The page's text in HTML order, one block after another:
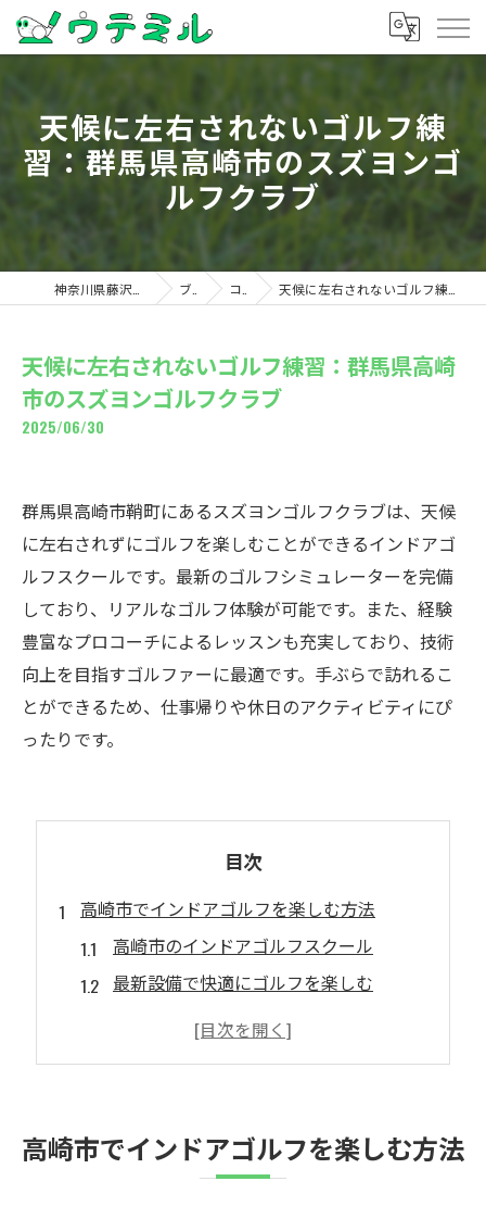
天候に左右されないゴルフ練
習：群馬県高崎市のスズヨンゴ
ルフクラブ
ブログ コラム 天候に左右されないゴルフ練習：群馬県高崎市のスズヨンゴルフクラブ
天候に左右されないゴルフ練習：群馬県高崎
市のスズヨンゴルフクラブ
2025/06/30
群馬県高崎市鞘町にあるスズヨンゴルフクラブは、天候
に左右されずにゴルフを楽しむことができるインドアゴ
ルフスクールです。最新のゴルフシミュレーターを完備
しており、リアルなゴルフ体験が可能です。また、経験
豊富なプロコーチによるレッスンも充実しており、技術
向上を目指すゴルファーに最適です。手ぶらで訪れるこ
とができるため、仕事帰りや休日のアクティビティにぴ
ったりです。
目次
高崎市でインドアゴルフを楽しむ方法
高崎市のインドアゴルフスクール
最新設備で快適にゴルフを楽しむ
天候を気にせずゴルフ練習
初心者も安心の施設選び
スズヨンゴルフクラブの魅力とは
高崎市でインドアゴルフを楽しむ方法